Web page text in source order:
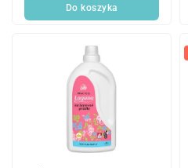
Do koszyka